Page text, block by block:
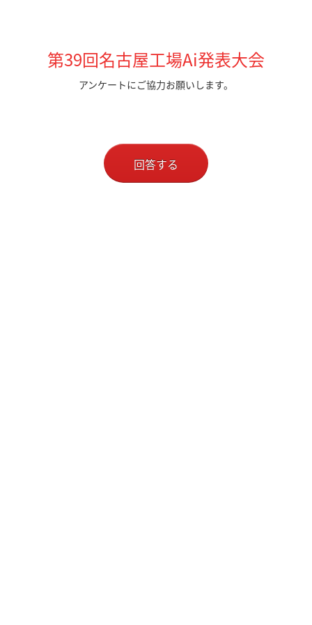
第39回名古屋工場Ai発表大会
アンケートにご協力お願いします。
回答する